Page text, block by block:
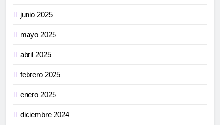
junio 2025
mayo 2025
abril 2025
febrero 2025
enero 2025
diciembre 2024